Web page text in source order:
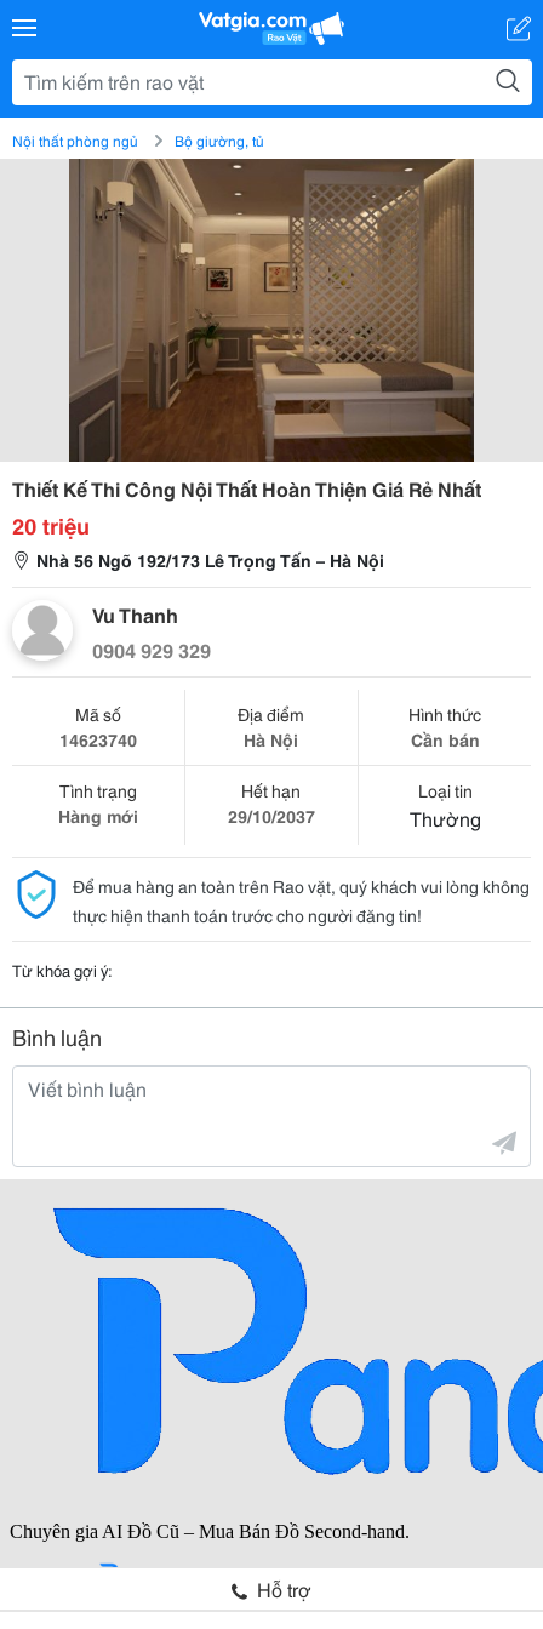
Nội thất phòng ngủ Bộ giường, tủ
Thiết Kế Thi Công Nội Thất Hoàn Thiện Giá Rẻ Nhất
20 triệu
Nhà 56 Ngõ 192/173 Lê Trọng Tấn – Hà Nội
Vu Thanh
0904 929 329
Mã số
14623740
Địa điểm
Hà Nội
Hình thức
Cần bán
Tình trạng
Hàng mới
Hết hạn
29/10/2037
Loại tin
Thường
Để mua hàng an toàn trên Rao vặt, quý khách vui lòng không
thực hiện thanh toán trước cho người đăng tin!
Từ khóa gợi ý:
Bình luận
Hỗ trợ